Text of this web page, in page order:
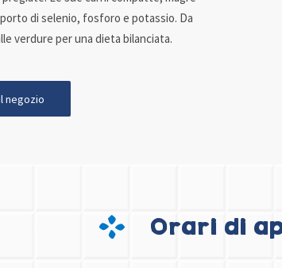
di selenio, fosforo e potassio. Da
verdure per una dieta bilanciata.
negozio
Orari di